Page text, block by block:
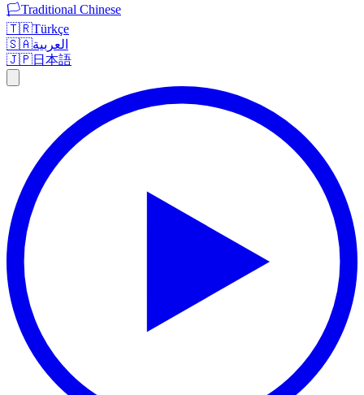
🏳️Traditional Chinese
🇹🇷Türkçe
🇸🇦العربية
🇯🇵日本語